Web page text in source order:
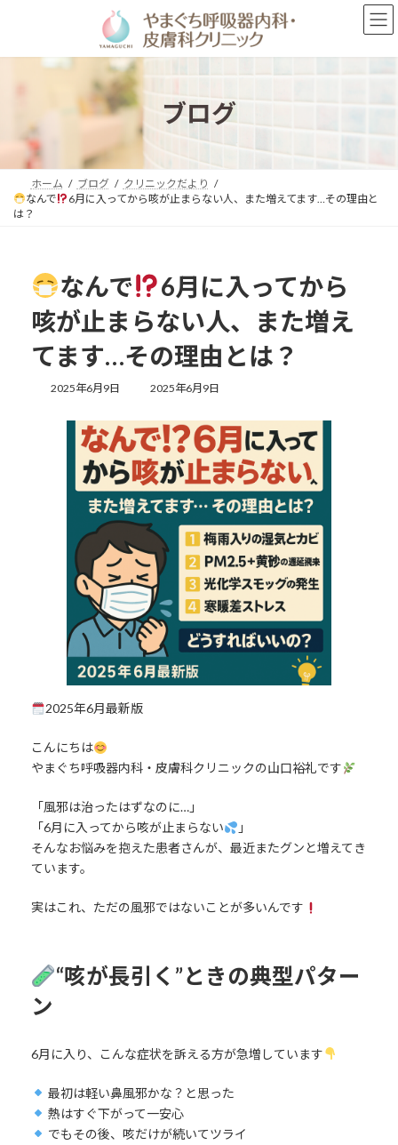
ン
プ
ー
動
ブログ
ホーム ブログ
クリニックだより
なんで
6月に入ってから咳が止まらない人、また増えてます…その理由と
は？
なんで
6月に入ってから
咳が止まらない人、また増え
てます…その理由とは？
2025年6月9日
最
更
新
日
時
:
2025年6月9日
2025年6月最新版
こんにちは
やまぐち呼吸器内科・皮膚科クリニックの山口裕礼です
「風邪は治ったはずなのに…」
「6月に入ってから咳が止まらない
」
そんなお悩みを抱えた患者さんが、最近またグンと増えてき
ています。
実はこれ、ただの風邪ではないことが多いんです
“咳が長引く”ときの典型パター
ン
6月に入り、こんな症状を訴える方が急増しています
最初は軽い鼻風邪かな？と思った
熱はすぐ下がって一安心
でもその後、咳だけが続いてツライ